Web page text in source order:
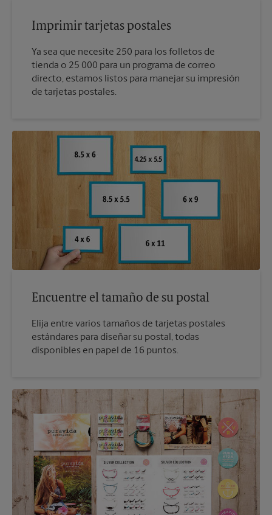
Imprimir tarjetas postales
Ya sea que necesite 250 para los folletos de
tienda o 25 000 para un programa de correo
directo, estamos listos para manejar su impresión
de tarjetas postales.
Encuentre el tamaño de su postal
Elija entre varios tamaños de tarjetas postales
estándares para diseñar su postal, todas
disponibles en papel de 16 puntos.